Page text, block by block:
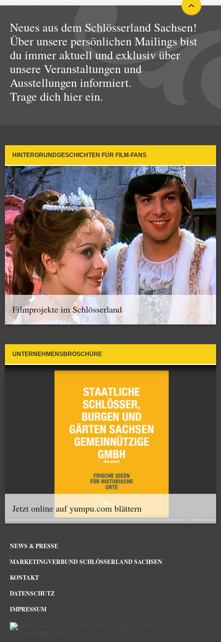
Neues aus dem Schlösserland Sachsen!
Über unsere persönlichen Mailings bist
du immer aktuell und exklusiv über
unsere Veranstaltungen und
Ausstellungen informiert.
Trage dich hier ein.
HINTERGRUNDGESCHICHTEN FÜR FILM-FANS
Filmprojekte im Schlösserland
UNTERNEHMENSBROSCHÜRE
Jetzt online auf yumpu.com blättern
NEWS & PRESSE
MARKETINGVERBUND SCHLÖSSERLAND SACHSEN
KONTAKT
DATENSCHUTZ
IMPRESSUM